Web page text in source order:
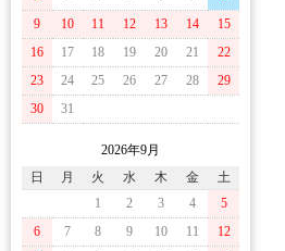
9
10 11 12 13 14
15
16
17 18 19 20 21
22
23
24 25 26 27 28
29
30
31
2026年9月
日
月 火 水 木 金
土
1
2 3 4
5
6
7 8 9 10 11
12